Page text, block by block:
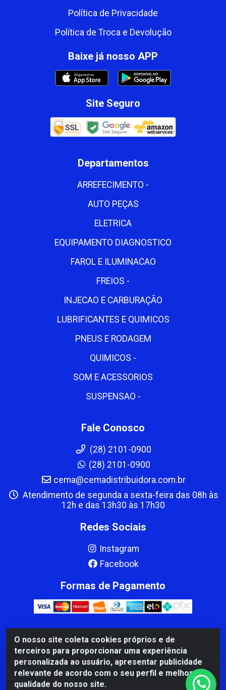
O nosso site coleta cookies próprios e de
terceiros para proporcionar uma experiência
personalizada ao usuário, apresentar publicidade
relevante de acordo com o seu perfil e melhorar a
qualidade do nosso site.
Política de Privacidade
Política de Troca e Devolução
Baixe já nosso APP
Site Seguro
Departamentos
ARREFECIMENTO -
AUTO PEÇAS
ELETRICA
EQUIPAMENTO DIAGNOSTICO
FAROL E ILUMINACAO
FREIOS -
INJECAO E CARBURAÇÃO
LUBRIFICANTES E QUIMICOS
PNEUS E RODAGEM
QUIMICOS -
SOM E ACESSORIOS
SUSPENSAO -
Fale Conosco
(28) 2101-0900
(28) 2101-0900
cema@cemadistribuidora.com.br
Atendimento de segunda a sexta-feira das 08h às
12h e das 13h30 às 17h30
Redes Sociais
Instagram
Facebook
Formas de Pagamento
CBP MACEDO COMERCIO PEÇAS LTDA Matriz - av Mauro
Miranda Madureira, 1249 - Coramara , Cachoeiro de
Itapemirim/ES - CEP 29.311-310 - CNPJ 00.502.680/0001-41